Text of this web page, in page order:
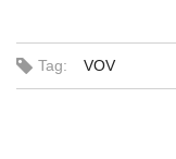
Tag: VOV